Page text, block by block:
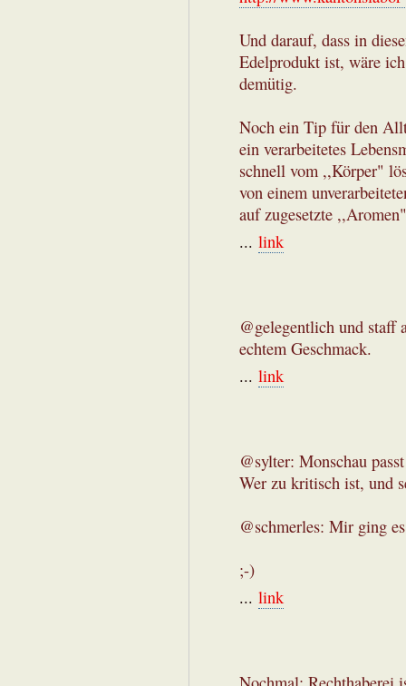
Und darauf, dass in
Edelprodukt ist, wäre
demütig.
Noch ein Tip für den
ein verarbeitetes
schnell vom ,,Körper"
von einem
auf zugesetzte
... link
@gelegentlich und staff
echtem Geschmack.
... link
@sylter: Monschau
Wer zu kritisch ist, und
@schmerles: Mir ging
;-)
... link